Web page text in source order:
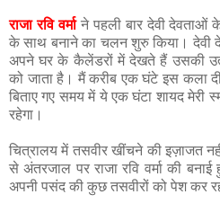
राजा रवि वर्माने पहली बार देवी देवताओं
के साथ बनाने का चलन शुरु किया। देवी
अपने घर के कैलेंडरों में देखते हैं उसकी
को जाता है। मैं करीब एक घंटे इस कला
बिताए गए समय में ये एक घंटा शायद मेरी
रहेगा।
चित्रालय में तसवीर खींचने की इज़ाजत
से अंतरजाल पर राजा रवि वर्मा की
अपनी पसंद की कुछ तसवीरों को पेश कर